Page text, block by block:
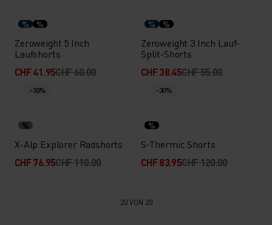
% %
Zeroweight 5 Inch
Laufshorts
CHF 41.95CHF 60.00
% %
Zeroweight 3 Inch Lauf-
Split-Shorts
CHF 38.45CHF 55.00
-30%
%
X-Alp Explorer Radshorts
CHF 76.95CHF 110.00
-30%
%
S-Thermic Shorts
CHF 83.95CHF 120.00
20 VON 20